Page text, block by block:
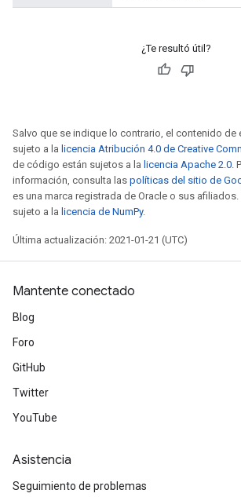
¿Te resultó útil?
Salvo que se indique lo contrario, el contenido de
sujeto a la licencia Atribución 4.0 de Creative
de código están sujetos a la licencia Apache 2.0.
información, consulta las políticas del sitio de
es una marca registrada de Oracle o sus
sujeto a la licencia de NumPy.
Última actualización: 2021-01-21 (UTC)
Mantente conectado
Blog
Foro
GitHub
Twitter
YouTube
Asistencia
Seguimiento de problemas